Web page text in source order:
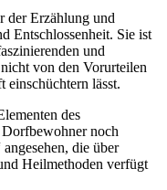
der Erzählung und
Entschlossenheit. Sie ist
und
von den Vorurteilen
einschüchtern lässt.
des
noch
die über
Heilmethoden verfügt